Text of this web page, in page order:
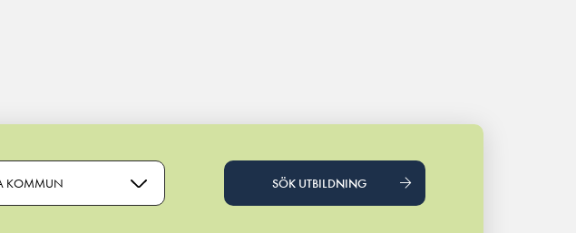
KOMMUN SÖK UTBILDNING